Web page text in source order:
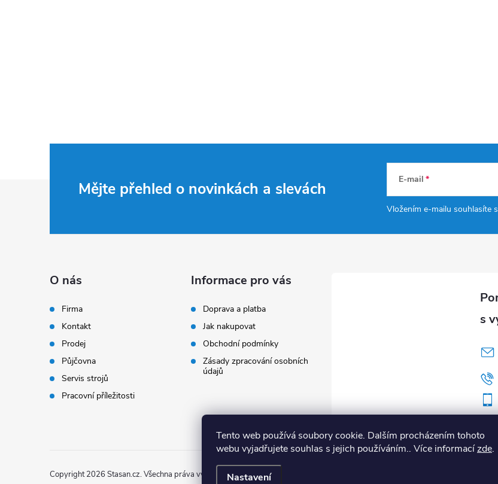
Tento web používá soubory cookie. Dalším procházením tohoto
webu vyjadřujete souhlas s jejich používáním.. Více informacízde.
Nastavení
Mějte přehled o novinkách a slevách E-mail
Vložením e-mailu souhlasíte s
O nás
Firma
Kontakt
Prodej
Půjčovna
Servis strojů
Pracovní příležitosti
Informace pro vás
Doprava a platba
Jak nakupovat
Obchodní podmínky
Zásady zpracování osobních
údajů
Copyright 2026 Stasan.cz. Všechna práva vyhrazena.